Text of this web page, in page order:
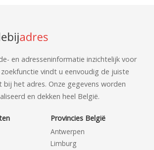
en adresseninformatie inzichtelijk voor
vindt u eenvoudig de juiste
het adres. Onze gegevens worden
en dekken heel België.
Provincies België
Antwerpen
Limburg